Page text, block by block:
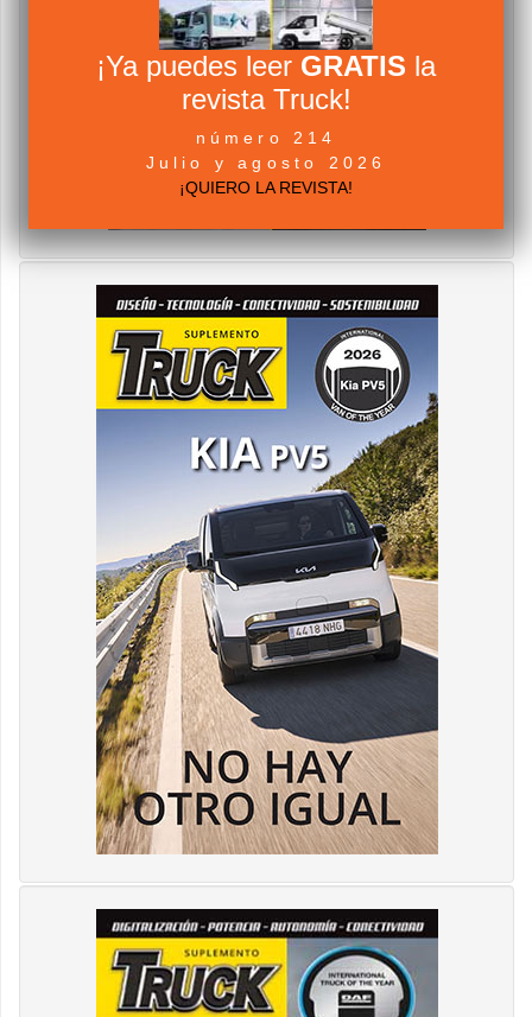
¡Ya puedes leer GRATIS la
revista Truck!
número 214
Julio y agosto 2026
¡QUIERO LA REVISTA!